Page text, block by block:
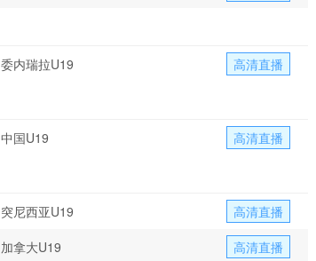
委内瑞拉U19 高清直播
中国U19 高清直播
突尼西亚U19
高清直播
加拿大U19 高清直播